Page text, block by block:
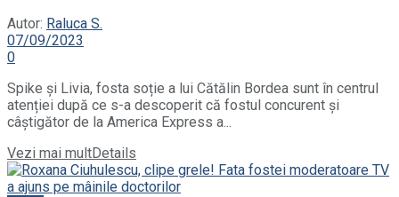
Autor: Raluca S.
07/09/2023
0
Spike și Livia, fosta soție a lui Cătălin Bordea sunt în centrul
atenției după ce s-a descoperit că fostul concurent și
câștigător de la America Express a...
Vezi mai multDetails